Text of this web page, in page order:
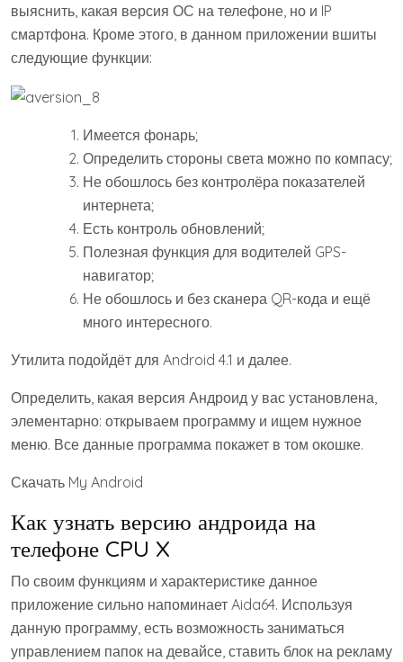
выяснить, какая версия ОС на телефоне, но и IP
смартфона. Кроме этого, в данном приложении вшиты
следующие функции:
Имеется фонарь;
Определить стороны света можно по компасу;
Не обошлось без контролёра показателей
интернета;
Есть контроль обновлений;
Полезная функция для водителей GPS-
навигатор;
Не обошлось и без сканера QR-кода и ещё
много интересного.
Утилита подойдёт для Android 4.1 и далее.
Определить, какая версия Андроид у вас установлена,
элементарно: открываем программу и ищем нужное
меню. Все данные программа покажет в том окошке.
Скачать My Android
Как узнать версию андроида на
телефоне CPU X
По своим функциям и характеристике данное
приложение сильно напоминает Aida64. Используя
данную программу, есть возможность заниматься
управлением папок на девайсе, ставить блок на рекламу